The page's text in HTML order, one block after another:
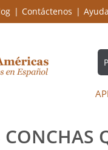
Contáctenos Ayuda